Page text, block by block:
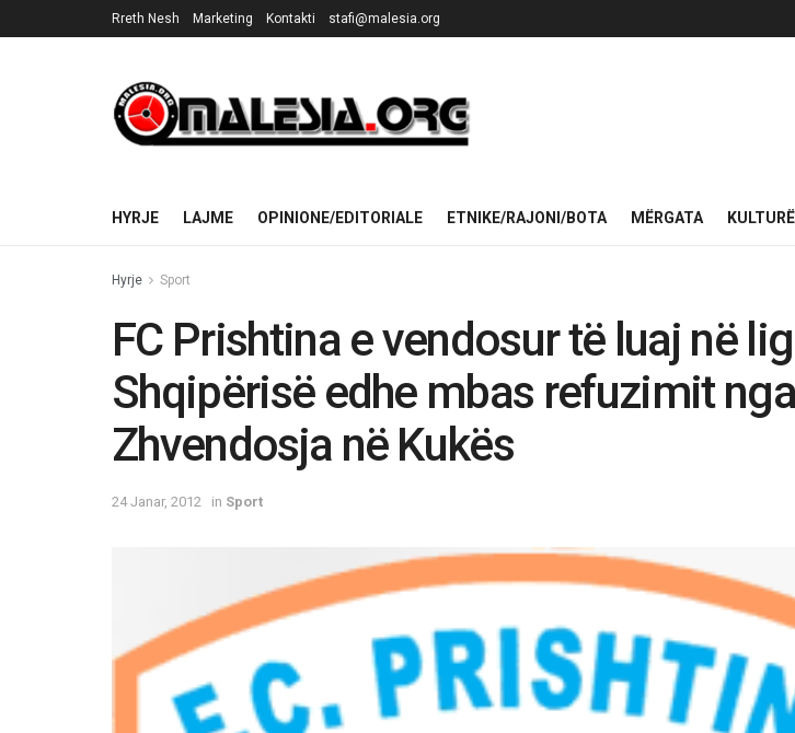
Rreth Nesh Marketing Kontakti stafi@malesia.org
HYRJE LAJME OPINIONE/EDITORIALE ETNIKE/RAJONI/BOTA MËRGATA KULTURË
Hyrje Sport
FC Prishtina e vendosur të luaj në
Shqipërisë edhe mbas refuzimit
Zhvendosja në Kukës
24 Janar, 2012 in Sport